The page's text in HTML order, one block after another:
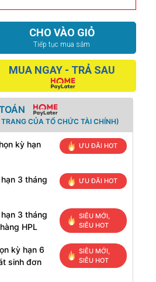
CHO VÀO GIỎ
Tiếp tục mua sắm
MUA NGAY - TRẢ SAU
CỦA TỔ CHỨC TÀI CHÍNH)
kỳ hạn
ƯU ĐÃI HOT
3 tháng
ƯU ĐÃI HOT
3 tháng
HPL
SIÊU MỚI,
SIÊU HOT
kỳ hạn 6
sinh đơn
SIÊU MỚI,
SIÊU HOT